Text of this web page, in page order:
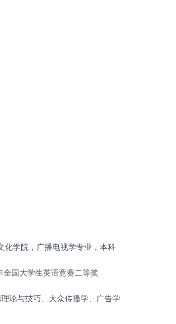
化学院，广播电视学专业，本科
全国大学生英语竞赛二等奖
理论与技巧、大众传播学、广告学